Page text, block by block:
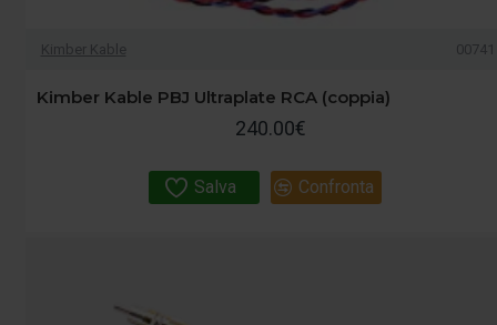
Kimber Kable 00741
Kimber Kable PBJ Ultraplate RCA (coppia)
240.00€
Salva Confronta